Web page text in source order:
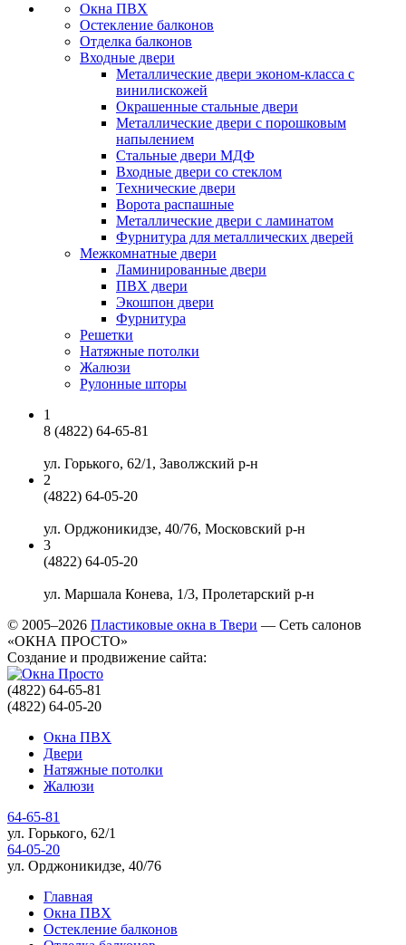
Окна ПВХ
Остекление балконов
Отделка балконов
Входные двери
Металлические двери эконом-класса с
винилискожей
Окрашенные стальные двери
Металлические двери с порошковым
напылением
Стальные двери МДФ
Входные двери со стеклом
Технические двери
Ворота распашные
Металлические двери с ламинатом
Фурнитура для металлических дверей
Межкомнатные двери
Ламинированные двери
ПВХ двери
Экошпон двери
Фурнитура
Решетки
Натяжные потолки
Жалюзи
Рулонные шторы
1
8 (4822) 64-65-81
ул. Горького, 62/1 , Заволжский р-н
2
(4822) 64-05-20
ул. Орджоникидзе, 40/76, Московский р-н
3
(4822) 64-05-20
ул. Маршала Конева, 1/3, Пролетарский р-н
© 2005–2026 Пластиковые окна в Твери — Сеть салонов
«ОКНА ПРОСТО»
Создание и продвижение сайта:
(4822) 64-65-81
(4822) 64-05-20
Окна ПВХ
Двери
Натяжные потолки
Жалюзи
64-65-81
ул. Горького, 62/1
64-05-20
ул. Орджоникидзе, 40/76
Главная
Окна ПВХ
Остекление балконов